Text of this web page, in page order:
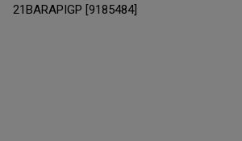
21BARAPIGP [9185484]